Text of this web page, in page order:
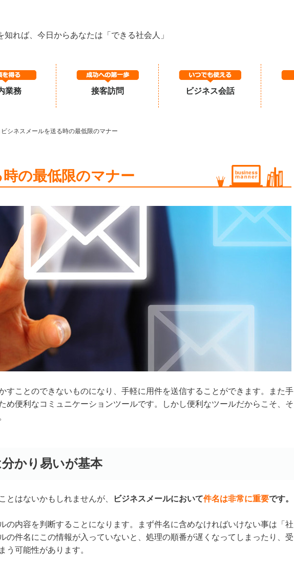
知れば、今日からあなたは「できる社会人」
業務 接客訪問 ビジネス会話
ビシネスメールを送る時の最低限のマナー
の最低限のマナー
すことのできないものになり、手軽に用件を送信することができます。また手
め便利なコミュニケーションツールです。しかし便利なツールだからこそ、そ
かり易いが基本
とはないかもしれませんが、 ビジネスメールにおいて件名は非常に重要です。
の内容を判断することになります。まず件名に含めなければいけない事は「社
の件名にこの情報が入っていないと、処理の順番が遅くなってしまったり、受
う可能性があります。